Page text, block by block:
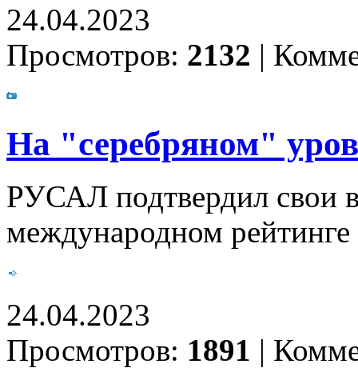
24.04.2023
Просмотров: 2132 |
На "серебряном"
РУСАЛ подтвердил свои
международном
24.04.2023
Просмотров: 1891 |